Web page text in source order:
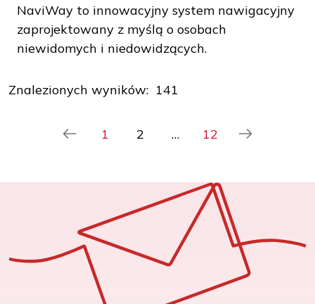
NaviWay to innowacyjny system nawigacyjny
zaprojektowany z myślą o osobach
niewidomych i niedowidzących.
1 2 … 12
Znalezionych wyników: 141